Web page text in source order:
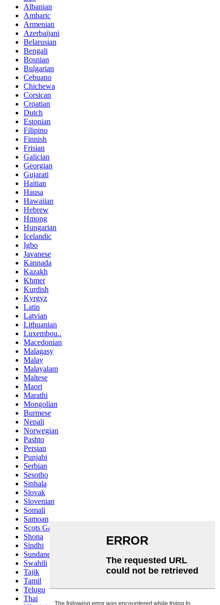
Albanian
Amharic
Armenian
Azerbaijani
Belarusian
Bengali
Bosnian
Bulgarian
Cebuano
Chichewa
Corsican
Croatian
Dutch
Estonian
Filipino
Finnish
Frisian
Galician
Georgian
Gujarati
Haitian
Hausa
Hawaiian
Hebrew
Hmong
Hungarian
Icelandic
Igbo
Javanese
Kannada
Kazakh
Khmer
Kurdish
Kyrgyz
Latin
Latvian
Lithuanian
Luxembou..
Macedonian
Malagasy
Malay
Malayalam
Maltese
Maori
Marathi
Mongolian
Burmese
Nepali
Norwegian
Pashto
Persian
Punjabi
Serbian
Sesotho
Sinhala
Slovak
Slovenian
Somali
Samoan
Scots Gaelic
Shona
Sindhi
Sundanese
Swahili
Tajik
Tamil
Telugu
Thai